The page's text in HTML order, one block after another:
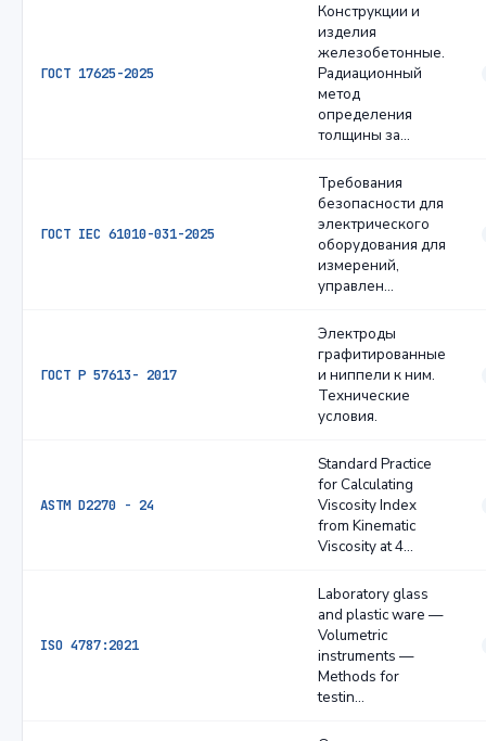
ГОСТ 17625-2025
Конструкции и
изделия
железобетонные.
Радиационный
метод
определения
толщины за…
ГОСТ IEC 61010-031-2025
Требования
безопасности для
электрического
оборудования для
измерений,
управлен…
ГОСТ Р 57613- 2017
Электроды
графитированные
и ниппели к ним.
Технические
условия.
ASTM D2270 − 24
Standard Practice
for Calculating
Viscosity Index
from Kinematic
Viscosity at 4…
ISO 4787:2021
Laboratory glass
and plastic ware —
Volumetric
instruments —
Methods for
testin…